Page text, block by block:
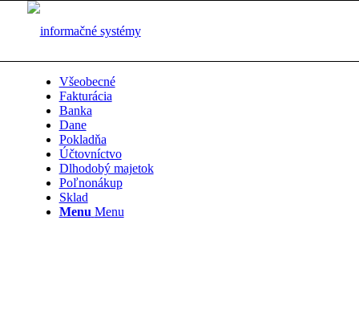
Všeobecné
Fakturácia
Banka
Dane
Pokladňa
Účtovníctvo
Dlhodobý majetok
Poľnonákup
Sklad
Menu Menu